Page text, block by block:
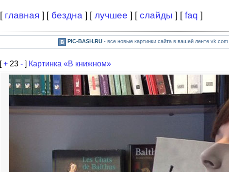
[ главная ] [ бездна ] [лучшее ] [слайды ] [faq ]
PIC-BASH.RU- все новые картинки сайта в вашей ленте vk.com
[+ 23 - ] Картинка «В книжном»